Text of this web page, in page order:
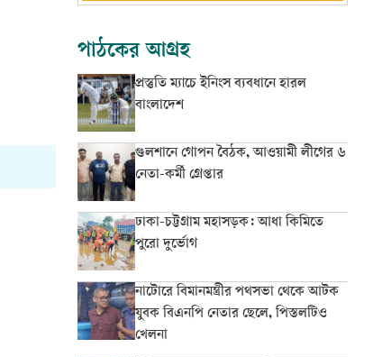
পাঠকের আগ্রহ
প্রস্তুতি ম্যাচে ইনিংস ব্যবধানে হারল
বাংলাদেশ
গুলশানে গোপন বৈঠক, আওয়ামী লীগের ৬
নেতা-কর্মী গ্রেপ্তার
ঢাকা-চট্টগ্রাম মহাসড়ক: আধা কিমিতে
পুরো দুর্ভোগ
নাটোরে বিমানমন্ত্রীর পথসভা থেকে আটক
যুবক বিএনপি নেতার ছেলে, পিস্তলটিও
খেলনা